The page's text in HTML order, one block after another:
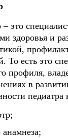
это
здоровья и
То есть это
профиля,
в
педиатра
анамнеза;